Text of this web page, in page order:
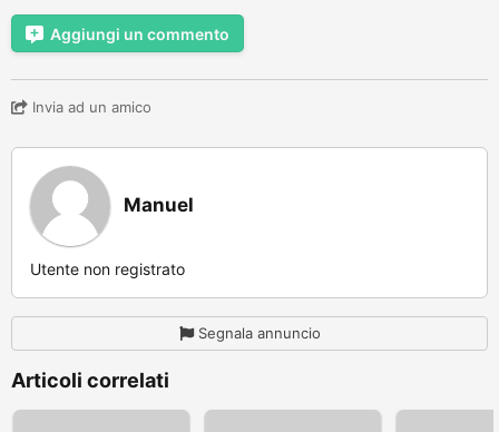
Aggiungi un commento
Invia ad un amico
Manuel
Utente non registrato
Segnala annuncio
Articoli correlati